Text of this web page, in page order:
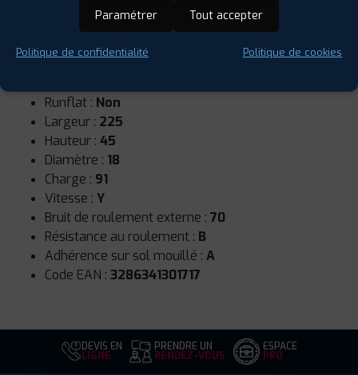
Runflat : Non
Largeur : 225
Hauteur : 45
Diamètre : 18
Charge : 91
Vitesse : Y
Bruit de roulement externe : 70
Résistance au roulement : B
Adhérence sur sol mouillé : A
Code EAN : 3286341301717
DEVIS EN
LIGNE
PRENDRE UN
RENDEZ-VOUS
ESPACE
PRO
Paramétrer Tout accepter
Politique de confidentialité Politique de cookies